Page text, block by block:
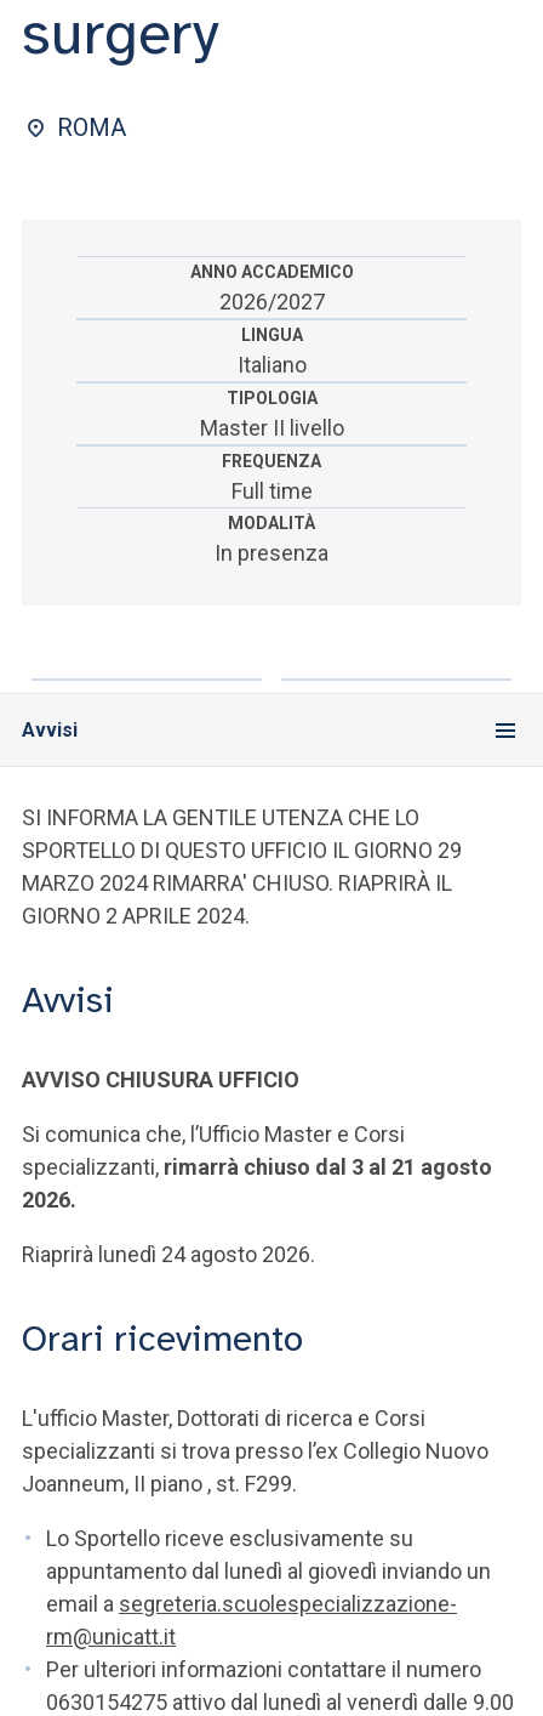
SEI UN DOCENTE O UN MEMBRO DELLO STAFF
ACCEDI A CLOUDMAIL
surgery
ROMA
ANNO ACCADEMICO
2026/2027
LINGUA
Italiano
TIPOLOGIA
Master II livello
FREQUENZA
Full time
MODALITÀ
In presenza
Avvisi
SI INFORMA LA GENTILE UTENZA CHE LO
SPORTELLO DI QUESTO UFFICIO IL GIORNO 29
MARZO 2024 RIMARRA' CHIUSO. RIAPRIRÀ IL
GIORNO 2 APRILE 2024.
Avvisi
AVVISO CHIUSURA UFFICIO
Si comunica che, l’Ufficio Master e Corsi
specializzanti, rimarrà chiuso dal 3 al 21 agosto
2026.
Riaprirà lunedì 24 agosto 2026.
Orari ricevimento
L'ufficio Master, Dottorati di ricerca e Corsi
specializzanti si trova presso l’ex Collegio Nuovo
Joanneum, II piano , st. F299.
Lo Sportello riceve esclusivamente su
appuntamento dal lunedì al giovedì inviando un
email a segreteria.scuolespecializzazione-
rm@unicatt.it
Per ulteriori informazioni contattare il numero
0630154275 attivo dal lunedì al venerdì dalle 9.00